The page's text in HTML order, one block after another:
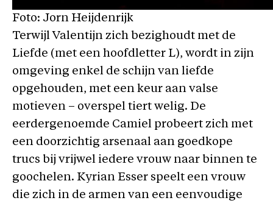
Foto: Jorn Heijdenrijk
Terwijl Valentijn zich bezighoudt met de
Liefde (met een hoofdletter L), wordt in zijn
omgeving enkel de schijn van liefde
opgehouden, met een keur aan valse
motieven – overspel tiert welig. De
eerdergenoemde Camiel probeert zich met
een doorzichtig arsenaal aan goedkope
trucs bij vrijwel iedere vrouw naar binnen te
goochelen. Kyrian Esser speelt een vrouw
die zich in de armen van een eenvoudige